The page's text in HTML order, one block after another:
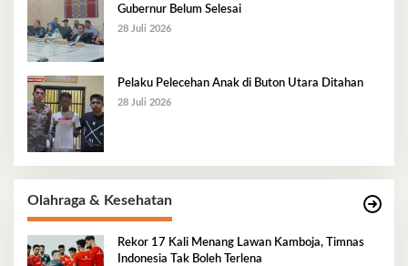
Gubernur Belum Selesai
28 Juli 2026
Pelaku Pelecehan Anak di Buton Utara Ditahan
28 Juli 2026
Olahraga & Kesehatan
Rekor 17 Kali Menang Lawan Kamboja, Timnas
Indonesia Tak Boleh Terlena